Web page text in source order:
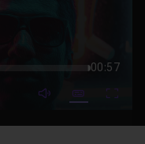
00:57
mute video
Subtitles